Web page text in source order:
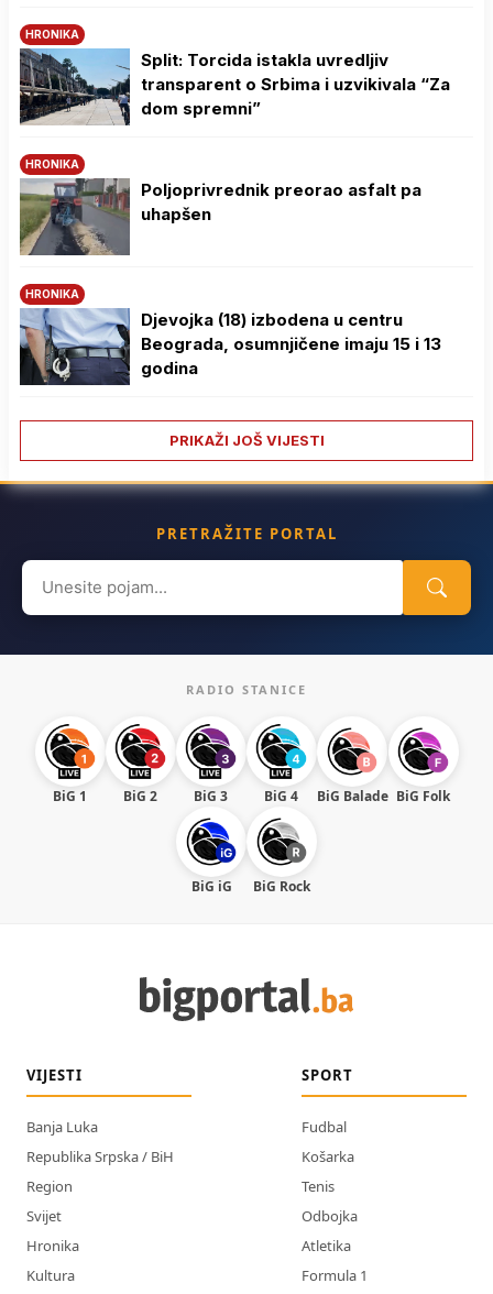
HRONIKA
Split: Torcida istakla uvredljiv
transparent o Srbima i uzvikivala “Za
dom spremni”
HRONIKA
Poljoprivrednik preorao asfalt pa
uhapšen
HRONIKA
Djevojka (18) izbodena u centru
Beograda, osumnjičene imaju 15 i 13
godina
PRIKAŽI JOŠ VIJESTI
PRETRAŽITE PORTAL
Search
for:
RADIO STANICE
BiG 1 BiG 2 BiG 3 BiG 4 BiG Balade BiG Folk
BiG iG BiG Rock
VIJESTI
Banja Luka
Republika Srpska / BiH
Region
Svijet
Hronika
Kultura
SPORT
Fudbal
Košarka
Tenis
Odbojka
Atletika
Formula 1